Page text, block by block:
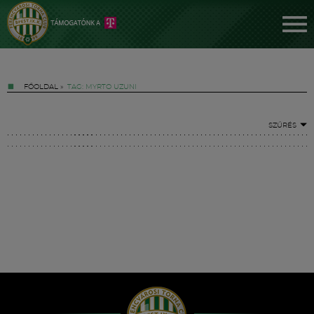
FŐOLDAL » TAG: MYRTO UZUNI
SZŰRÉS
Hírek